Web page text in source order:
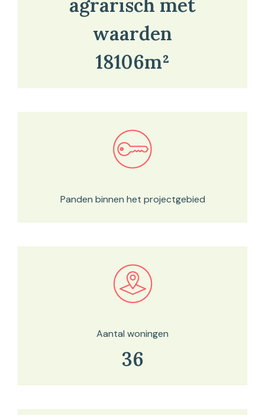
agrarisch met
waarden
18106m²
Bekijk in onze kaartviewer
Panden binnen het projectgebied
Bekijk in onze kaartviewer
Aantal woningen
36